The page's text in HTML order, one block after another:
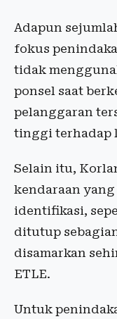
Adapun
fokus
tidak
ponsel saat
pelanggaran
tinggi terhadap
Selain itu,
kendaraan
identifikasi,
ditutup
disamarkan
ETLE.
Untuk